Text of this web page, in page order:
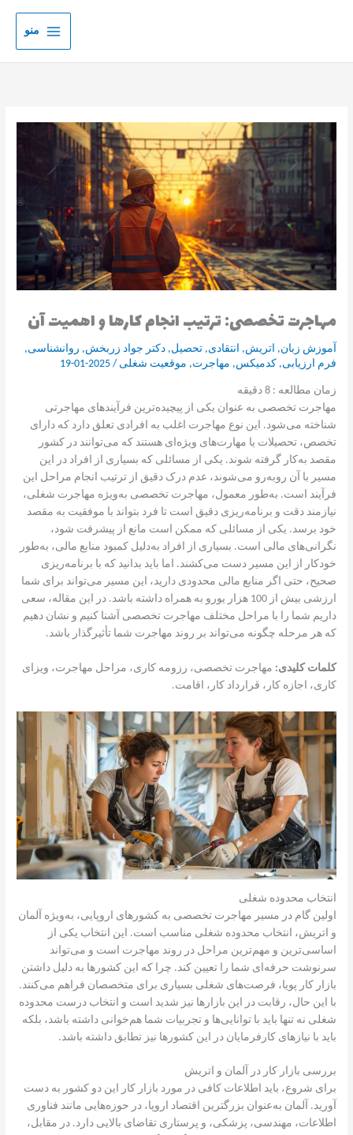
منو
مهاجرت تخصصی: ترتیب انجام کارها و اهمیت آن
آموزش زبان, اتریش, انتقادی,تحصیل,دکتر جواد زربخش, روانشناسی,
فرم ارزیابی, کدمیکس, مهاجرت, موقعیت شغلی /
2025-01-19
زمان مطالعه :8 دقیقه
مهاجرت تخصصی به عنوان یکی از پیچیده‌ترین فرآیندهای مهاجرتی
شناخته می‌شود. این نوع مهاجرت اغلب به افرادی تعلق دارد که دارای
تخصص، تحصیلات یا مهارت‌های ویژه‌ای هستند که می‌توانند در کشور
مقصد به‌کار گرفته شوند. یکی از مسائلی که بسیاری از افراد در این
مسیر با آن روبه‌رو می‌شوند، عدم درک دقیق از ترتیب انجام مراحل این
فرآیند است. به‌طور معمول، مهاجرت تخصصی به‌ویژه مهاجرت شغلی،
نیازمند دقت و برنامه‌ریزی دقیق است تا فرد بتواند با موفقیت به مقصد
خود برسد. یکی از مسائلی که ممکن است مانع از پیشرفت شود،
نگرانی‌های مالی است. بسیاری از افراد به‌دلیل کمبود منابع مالی، به‌طور
خودکار از این مسیر دست می‌کشند. اما باید بدانید که با برنامه‌ریزی
صحیح، حتی اگر منابع مالی محدودی دارید، این مسیر می‌تواند برای شما
ارزشی بیش از 100 هزار یورو به همراه داشته باشد. در این مقاله، سعی
داریم شما را با مراحل مختلف مهاجرت تخصصی آشنا کنیم و نشان دهیم
که هر مرحله چگونه می‌تواند بر روند مهاجرت شما تأثیرگذار باشد.
کلمات کلیدی: مهاجرت تخصصی، رزومه کاری، مراحل مهاجرت، ویزای
کاری، اجازه کار، قرارداد کار، اقامت.
انتخاب محدوده شغلی
اولین گام در مسیر مهاجرت تخصصی به کشورهای اروپایی، به‌ویژه آلمان
و اتریش، انتخاب محدوده شغلی مناسب است. این انتخاب یکی از
اساسی‌ترین و مهم‌ترین مراحل در روند مهاجرت است و می‌تواند
سرنوشت حرفه‌ای شما را تعیین کند. چرا که این کشورها به دلیل داشتن
بازار کار پویا، فرصت‌های شغلی بسیاری برای متخصصان فراهم می‌کنند.
با این حال، رقابت در این بازارها نیز شدید است و انتخاب درست محدوده
شغلی نه تنها باید با توانایی‌ها و تجربیات شما هم‌خوانی داشته باشد، بلکه
باید با نیازهای کارفرمایان در این کشورها نیز تطابق داشته باشد.
بررسی بازار کار در آلمان و اتریش
برای شروع، باید اطلاعات کافی در مورد بازار کار این دو کشور به دست
آورید. آلمان به‌عنوان بزرگترین اقتصاد اروپا، در حوزه‌هایی مانند فناوری
اطلاعات، مهندسی، پزشکی، و پرستاری تقاضای بالایی دارد. در مقابل،